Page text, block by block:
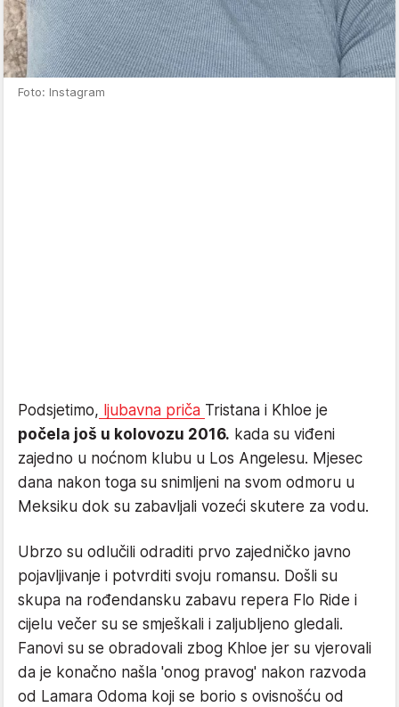
Foto: Instagram
Podsjetimo, ljubavna priča Tristana i Khloe je
počela još u kolovozu 2016. kada su viđeni
zajedno u noćnom klubu u Los Angelesu. Mjesec
dana nakon toga su snimljeni na svom odmoru u
Meksiku dok su zabavljali vozeći skutere za vodu.
Ubrzo su odlučili odraditi prvo zajedničko javno
pojavljivanje i potvrditi svoju romansu. Došli su
skupa na rođendansku zabavu repera Flo Ride i
cijelu večer su se smješkali i zaljubljeno gledali.
Fanovi su se obradovali zbog Khloe jer su vjerovali
da je konačno našla 'onog pravog' nakon razvoda
od Lamara Odoma koji se borio s ovisnošću od